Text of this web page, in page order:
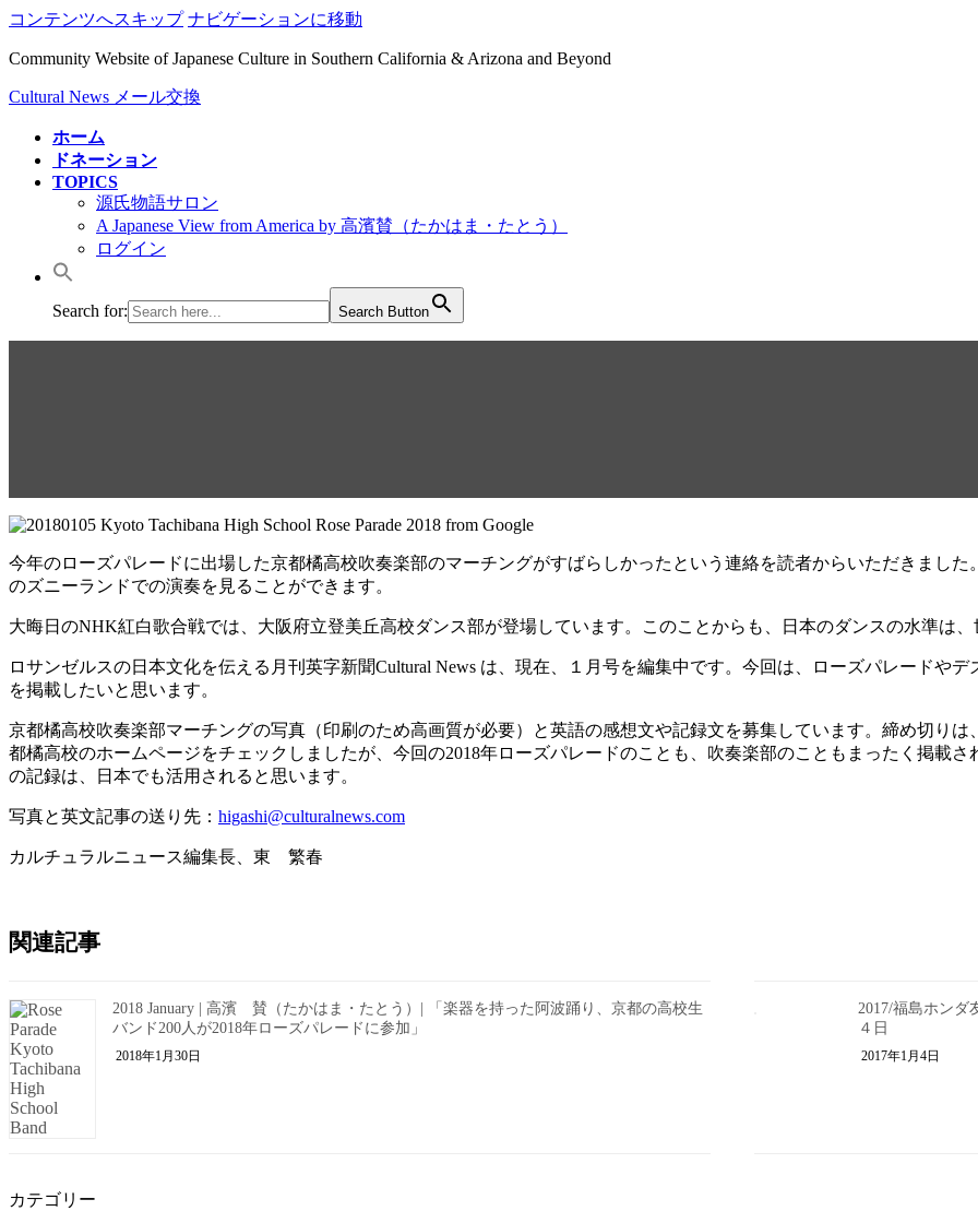
コンテンツへスキップ ナビゲーションに移動
Community Website of Japanese Culture in Southern California & Arizona and Beyond
Cultural News メール交換
ホーム
ドネーション
TOPICS
源氏物語サロン
A Japanese View from America by 高濱賛（たかはま・たとう）
ログイン
Search for: Search Button
今年のローズパレードに出場した京都橘高校吹奏楽部のマーチングがすばらしかったという連絡を読者からいただきました
のズニーランドでの演奏を見ることができます。
大晦日のNHK紅白歌合戦では、大阪府立登美丘高校ダンス部が登場しています。このことからも、日本のダンスの水準は
ロサンゼルスの日本文化を伝える月刊英字新聞Cultural News は、現在、１月号を編集中です。今回は、ローズパレードや
を掲載したいと思います。
京都橘高校吹奏楽部マーチングの写真（印刷のため高画質が必要）と英語の感想文や記録文を募集しています。締め切り
都橘高校のホームページをチェックしましたが、今回の2018年ローズパレードのことも、吹奏楽部のこともまったく掲載
の記録は、日本でも活用されると思います。
写真と英文記事の送り先： higashi@culturalnews.com
カルチュラルニュース編集長、東 繁春
関連記事
2018 January | 高濱 賛（たかはま・たとう）| 「楽器を持った阿波踊り、京都の高校生
バンド200人が2018年ローズパレードに参加」
2018年1月30日
2017/福島ホンダ
４日
2017年1月4日
カテゴリー